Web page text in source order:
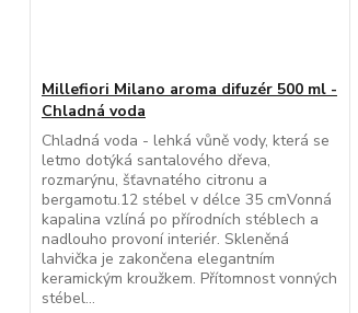
Millefiori Milano aroma difuzér 500 ml -
Chladná voda
Chladná voda - lehká vůně vody, která se
letmo dotýká santalového dřeva,
rozmarýnu, šťavnatého citronu a
bergamotu.12 stébel v délce 35 cmVonná
kapalina vzlíná po přírodních stéblech a
nadlouho provoní interiér. Skleněná
lahvička je zakončena elegantním
keramickým kroužkem. Přítomnost vonných
stébel...